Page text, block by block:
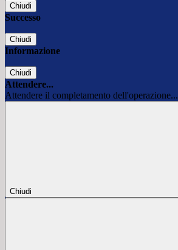
Chiudi
Successo
Chiudi
Informazione
Chiudi
Attendere...
Attendere il completamento dell'operazione...
Chiudi